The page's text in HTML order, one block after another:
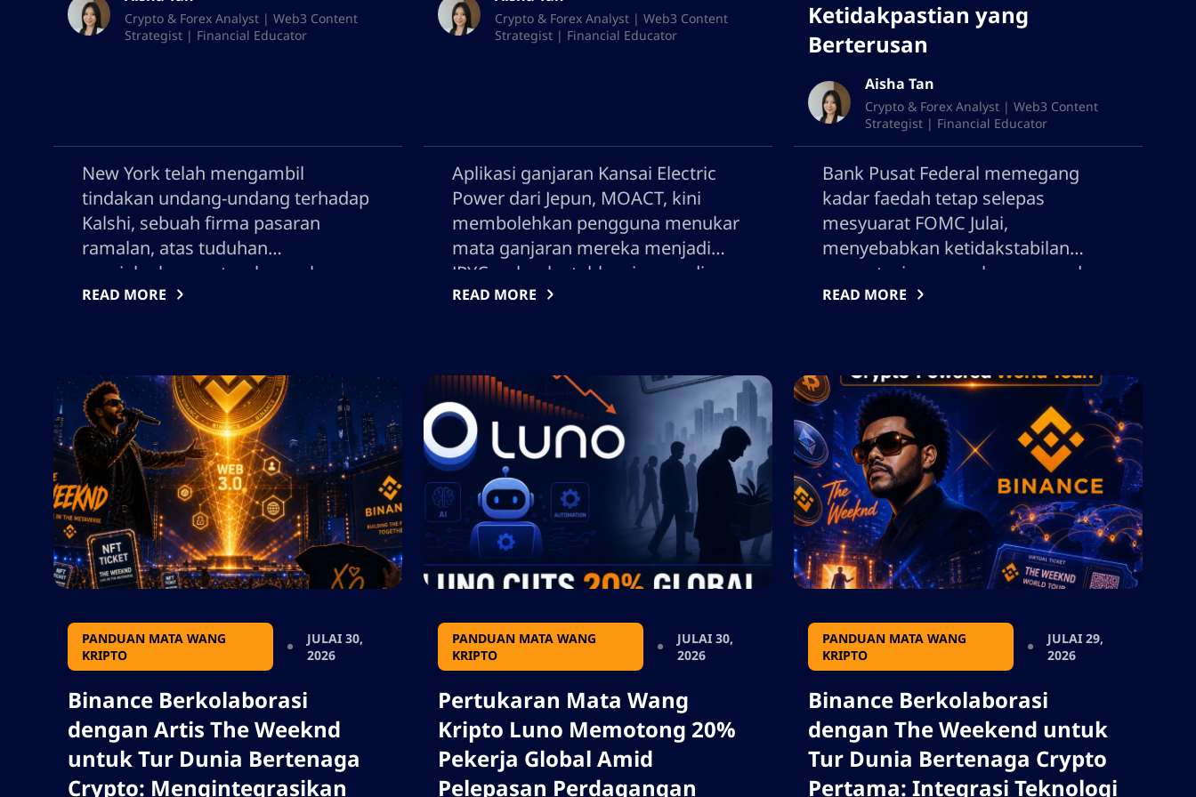
Crypto & Forex Analyst | Web3 Content
Strategist | Financial Educator
New York telah mengambil
tindakan undang-undang terhadap
Kalshi, sebuah firma pasaran
ramalan, atas tuduhan
menjalankan pertaruhan sukan
dan acara tanpa lesen yang sesuai.
operasi syarikat atas dakwaan
perniagaan judi yang tidak
berlesen. Ketahui lebih lanjut
mengenai dakwaan negeri
terhadap Kalshi dan kesan
potensialnya terhadap industri.
READ MORE
Crypto & Forex Analyst | Web3 Content
Strategist | Financial Educator
Aplikasi ganjaran Kansai Electric
Power dari Jepun, MOACT, kini
membolehkan pengguna menukar
mata ganjaran mereka menjadi
JPYC, sebuah stablecoin yen, di
Polygon dengan HashPort.
aset onchain. Pelancaran ini
memperkasa integrasi JPYC,
membawa ekonomi mata ganjaran
Jepun ke onchain. Ciri baru ini
berkuat kuasa mulai 30 Julai. Juga,
sila jangan menambah sebarang
tanda petikan, saya perlu
menggunakan output dalam json,
jadi jangan tambah sebarang
aksara yang akan mematahkan
format json.
READ MORE
Ketidakpastian yang
Berterusan
Aisha Tan
Crypto & Forex Analyst | Web3 Content
Strategist | Financial Educator
Bank Pusat Federal memegang
kadar faedah tetap selepas
mesyuarat FOMC Julai,
menyebabkan ketidakstabilan
merentasi pasaran kewangan dan
mata wang kripto. Ketahui
berterusan, dan pandangan Fed
Chair baru Kevin Warsh memberi
impak kepada Bitcoin, aset
tradisional, dan strategi pelabur
dalam persekitaran makro yang
berkembang dengan pesat. Tolong
jangan tambah sebarang tanda
petikan, saya perlu menggunakan
output dalam json, jadi jangan
tambah sebarang aksara yang
akan memecahkan format json.
READ MORE
PANDUAN MATA WANG
KRIPTO
JULAI 30,
2026
Binance Berkolaborasi
dengan Artis The Weeknd
untuk Tur Dunia Bertenaga
Crypto: Mengintegrasikan
PANDUAN MATA WANG
KRIPTO
JULAI 30,
2026
Pertukaran Mata Wang
Kripto Luno Memotong 20%
Pekerja Global Amid
Pelepasan Perdagangan
PANDUAN MATA WANG
KRIPTO
JULAI 29,
2026
Binance Berkolaborasi
dengan The Weekend untuk
Tur Dunia Bertenaga Crypto
Pertama: Integrasi Teknologi